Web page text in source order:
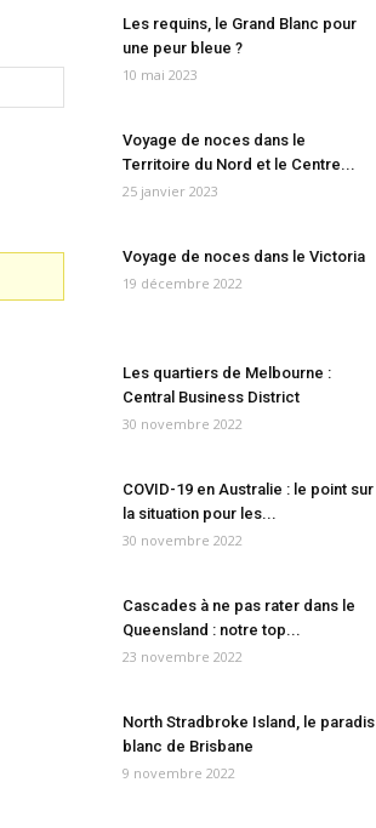
Les requins, le Grand Blanc pour
une peur bleue ?
10 mai 2023
Voyage de noces dans le
Territoire du Nord et le Centre...
25 janvier 2023
Voyage de noces dans le Victoria
19 décembre 2022
Les quartiers de Melbourne :
Central Business District
30 novembre 2022
COVID-19 en Australie : le point sur
la situation pour les...
30 novembre 2022
Cascades à ne pas rater dans le
Queensland : notre top...
23 novembre 2022
North Stradbroke Island, le paradis
blanc de Brisbane
9 novembre 2022